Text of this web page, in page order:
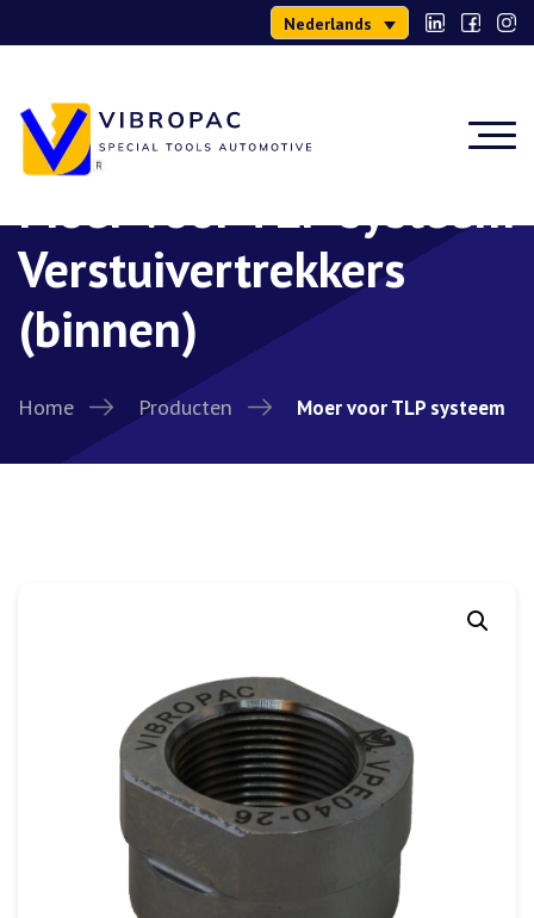
Nederlands
Moer voor TLP systeem
Verstuivertrekkers
(binnen)
Home Producten Moer voor TLP systeem